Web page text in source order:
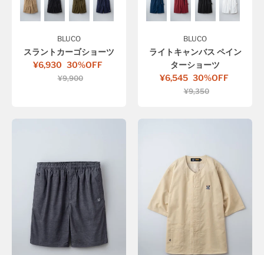
BLUCO
スラントカーゴショーツ
¥6,930 30%OFF
¥9,900
BLUCO
ライトキャンバス ペイン
ターショーツ
¥6,545 30%OFF
¥9,350